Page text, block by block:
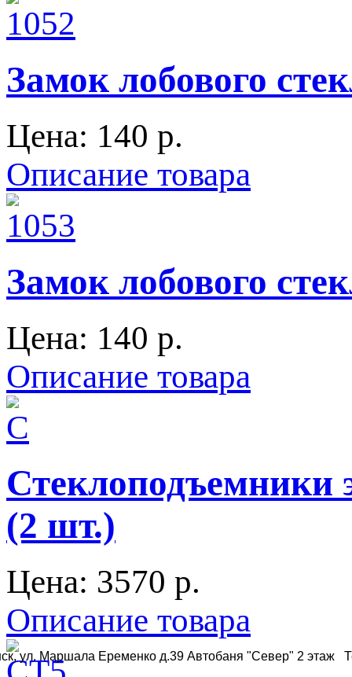
ул. Маршала Еременко д.39 Автобаня "Север" 2 этаж
Замок лобового
Цена: 140 p.
Описание товара
Замок лобового
Цена: 140 p.
Описание товара
Стеклоподъемники
(2 шт.)
Цена: 3570 p.
Описание товара